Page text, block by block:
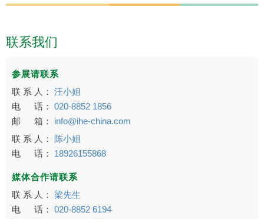
联系我们
参展请联系
联 系 人： 汪小姐
电 话： 020-8852 1856
邮 箱：
info@ihe-china.com
联 系 人：
陈小姐
电 话：
18926155868
媒体合作请联系
联 系 人： 梁先生
电 话： 020-8852 6194